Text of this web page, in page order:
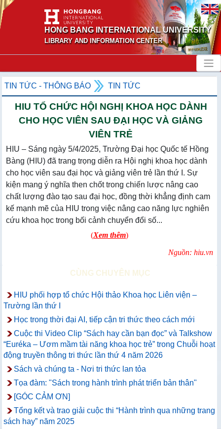
HONG BANG INTERNATIONAL UNIVERSITY
LIBRARY AND INFORMATION CENTER
TIN TỨC - THÔNG BÁO TIN TỨC
HIU TỔ CHỨC HỘI NGHỊ KHOA HỌC DÀNH
CHO HỌC VIÊN SAU ĐẠI HỌC VÀ GIẢNG
VIÊN TRẺ
HIU – Sáng ngày 5/4/2025, Trường Đại học Quốc tế Hồng
Bàng (HIU) đã trang trọng diễn ra Hội nghị khoa học dành
cho học viên sau đại học và giảng viên trẻ lần thứ I. Sự
kiện mang ý nghĩa then chốt trong chiến lược nâng cao
chất lượng đào tạo sau đại học, đồng thời khẳng định cam
kế mạnh mẽ của HIU trong việc nâng cao năng lực nghiên
cứu khoa học trong bối cảnh chuyển đổi số...
(Xem thêm)
Nguồn: hiu.vn
CÙNG CHUYÊN MỤC
HIU phối hợp tổ chức Hội thảo Khoa học Liên viện –
Trường lần thứ I
Học trong thời đại AI, tiếp cận tri thức theo cách mới
Cuộc thi Video Clip “Sách hay cần bạn đọc” và Talkshow
“Euréka – Ươm mầm tài năng khoa học trẻ” trong Chuỗi hoạt
động truyền thông tri thức lần thứ 4 năm 2026
Sách và chúng ta - Nơi tri thức lan tỏa
Tọa đàm: "Sách trong hành trình phát triển bản thân"
[GÓC CẢM ƠN]
Tổng kết và trao giải cuộc thi “Hành trình qua những trang
sách hay” năm 2025